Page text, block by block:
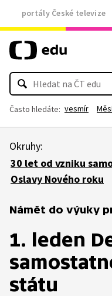
portály České televize
Často hledáte: vesmír
Okruhy:
30 let od vzniku
Oslavy Nového roku
Námět do výuky
1. leden
státu